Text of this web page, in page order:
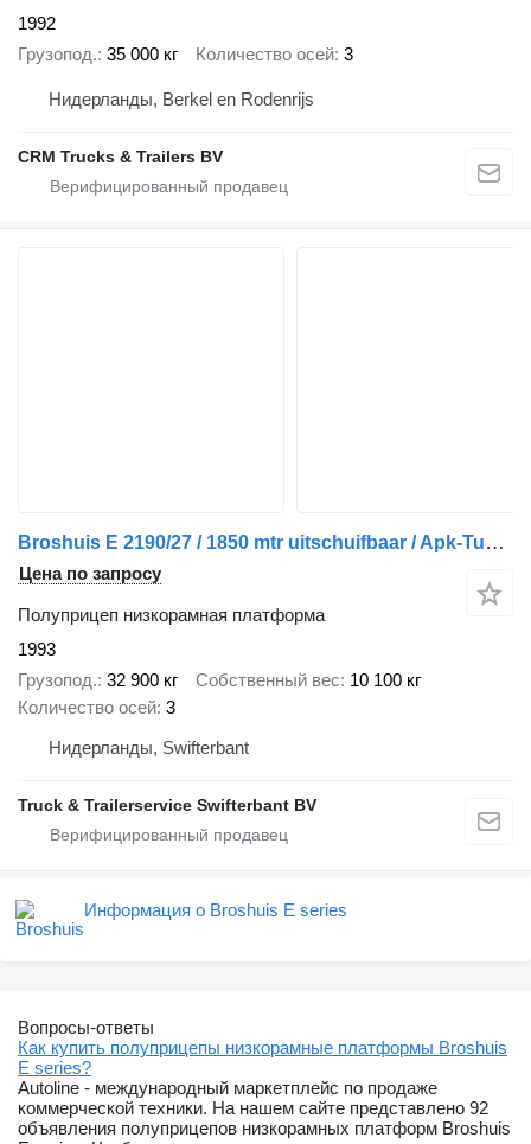
1992
Грузопод. 35 000 кг Количество осей 3
Нидерланды, Berkel en Rodenrijs
CRM Trucks & Trailers BV
Broshuis E 2190/27 / 1850 mtr uitschuifbaar / Apk-Tuv 05-2025
Цена по запросу
Полуприцеп низкорамная платформа
1993
Грузопод. 32 900 кг Собственный вес 10 100 кг
Количество осей 3
Нидерланды, Swifterbant
Truck & Trailerservice Swifterbant BV
Информация о Broshuis E series
Вопросы-ответы
Как купить полуприцепы низкорамные платформы Broshuis
E series?
Autoline - международный маркетплейс по продаже
коммерческой техники. На нашем сайте представлено 92
объявления полуприцепов низкорамных платформ Broshuis